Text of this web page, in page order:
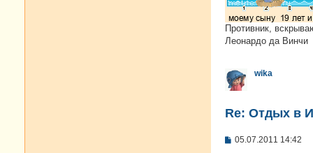
Противник,
Леонардо да Винчи
wika
Re: Отдых в
С
05.07.2011 14:42